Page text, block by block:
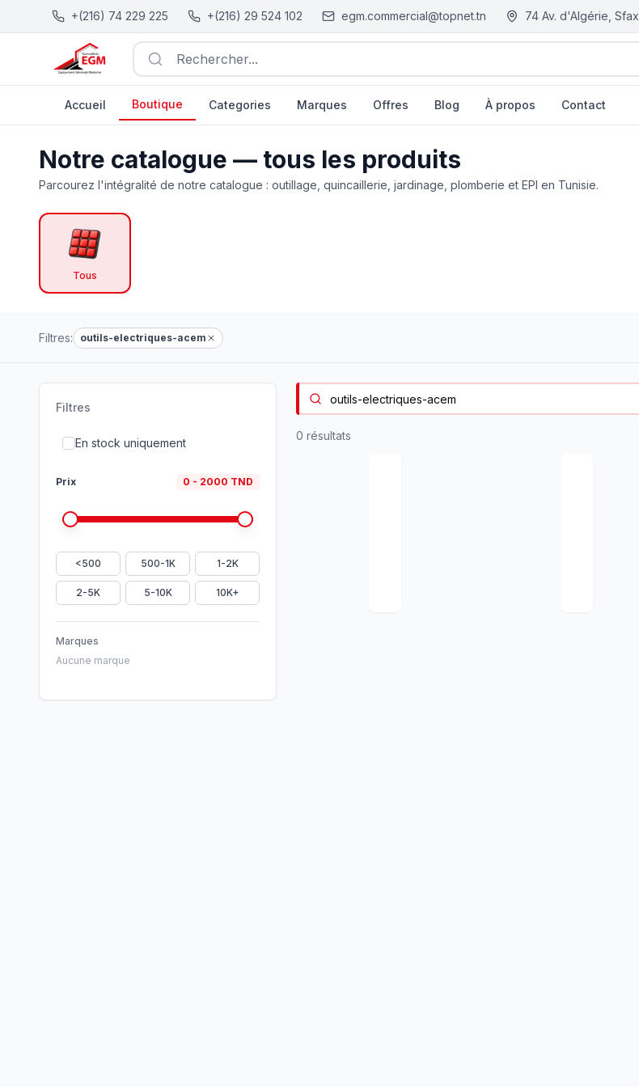
+(216) 74 229 225 +(216) 29 524 102 egm.commercial@topnet.tn 74 Av. d'Algérie, Sfax
Rechercher...
Accueil Boutique Categories Marques Offres Blog À propos Contact
Notre catalogue — tous les produits
Parcourez l'intégralité de notre catalogue : outillage, quincaillerie, jardinage, plomberie et EPI en Tunisie.
Tous
Filtres: outils-electriques-acem
Filtres
En stock uniquement
Prix 0 - 2000 TND
<500 500-1K 1-2K
2-5K 5-10K 10K+
Marques
Aucune marque
0 résultats